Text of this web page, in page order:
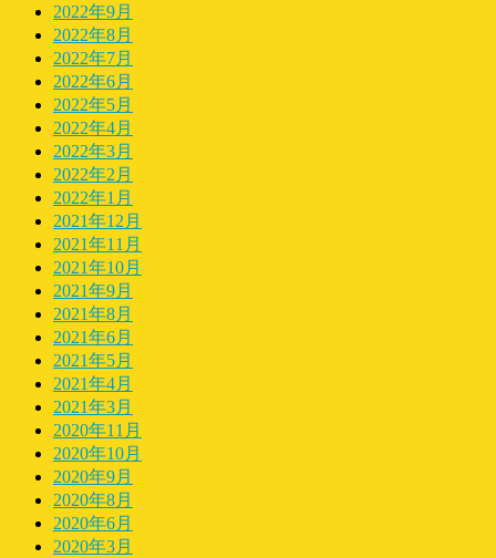
2022年9月
2022年8月
2022年7月
2022年6月
2022年5月
2022年4月
2022年3月
2022年2月
2022年1月
2021年12月
2021年11月
2021年10月
2021年9月
2021年8月
2021年6月
2021年5月
2021年4月
2021年3月
2020年11月
2020年10月
2020年9月
2020年8月
2020年6月
2020年3月